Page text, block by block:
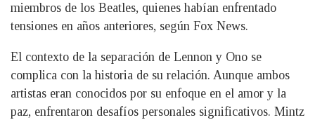
miembros de los Beatles, quienes habían enfrentado
tensiones en años anteriores, según Fox News.
El contexto de la separación de Lennon y Ono se
complica con la historia de su relación. Aunque ambos
artistas eran conocidos por su enfoque en el amor y la
paz, enfrentaron desafíos personales significativos. Mintz